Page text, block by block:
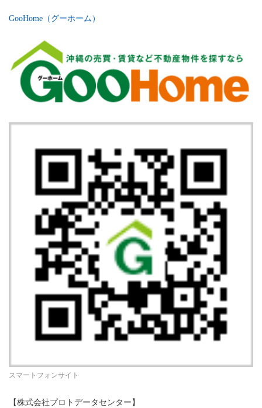
GooHome（グーホーム）
スマートフォンサイト
【株式会社プロトデータセンター】